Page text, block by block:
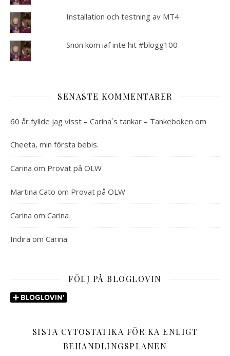
Installation och testning av MT4
Snön kom iaf inte hit #blogg100
SENASTE KOMMENTARER
60 år fyllde jag visst – Carina´s tankar – Tankeboken om
Cheeta, min första bebis.
Carina om Provat på OLW
Martina Cato om Provat på OLW
Carina om Carina
Indira om Carina
FÖLJ PÅ BLOGLOVIN
SISTA CYTOSTATIKA FÖR KA ENLIGT
BEHANDLINGSPLANEN